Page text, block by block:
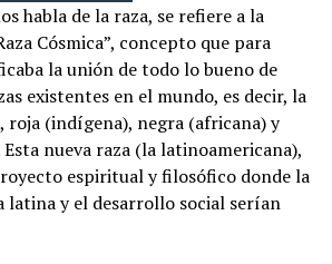
habla de la raza, se refiere a la
Cósmica”, concepto que para
la unión de todo lo bueno de
existentes en el mundo, es decir, la
roja (indígena), negra (africana) y
nueva raza (la latinoamericana),
espiritual y filosófico donde la
latina y el desarrollo social serían